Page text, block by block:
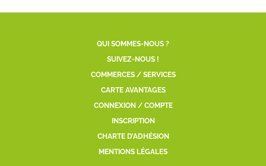
QUI SOMMES-NOUS ?
SUIVEZ-NOUS !
COMMERCES / SERVICES
CARTE AVANTAGES
CONNEXION / COMPTE
INSCRIPTION
CHARTE D’ADHÉSION
MENTIONS LÉGALES